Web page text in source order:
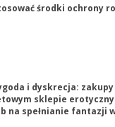
środki ochrony
i dyskrecja: zakupy
sklepie
na spełnianie fantazji